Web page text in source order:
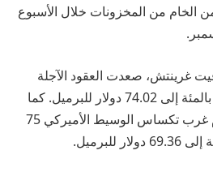
من الخام من المخزونات خلال الأسبوع
الساعة 1543 بتوقيت غرينتش، صعدت العقود الآجلة
لخام برنت 78 سنتا أو 1.1 بالمئة إلى 74.02 دولار للبرميل. كما
ارتفعت العقود الآجلة لخام غرب تكساس الوسيط الأميركي 75